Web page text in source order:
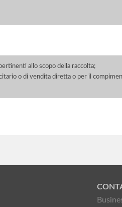
allo scopo della raccolta;
o di vendita diretta o per il